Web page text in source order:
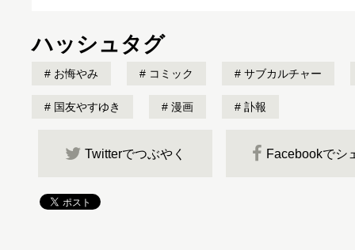
ハッシュタグ
お悔やみ コミック サブカルチャー
国友やすゆき 漫画 訃報
Twitterでつぶやく Facebookでシ